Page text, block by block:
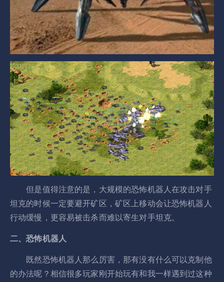
但是值得注意的是，大规模的恐怖机器人在攻击对手
坦克的时候一定要避开矿区，矿区上移动会让恐怖机器人
行动缓慢，更容易被击杀而难以寄生对手坦克。
二、恐怖机器人
既然恐怖机器人那么厉害，那有没有什么可以克制他
的办法呢？相信很多玩家刚开始玩有和我一样遇到过这种